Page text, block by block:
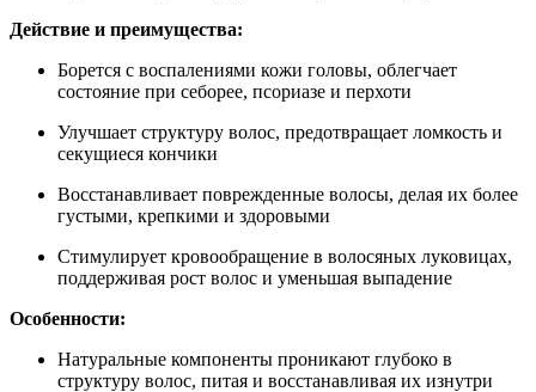
Действие и преимущества:
Борется с воспалениями кожи головы, облегчает
состояние при себорее, псориазе и перхоти
Улучшает структуру волос, предотвращает ломкость и
секущиеся кончики
Восстанавливает поврежденные волосы, делая их более
густыми, крепкими и здоровыми
Стимулирует кровообращение в волосяных луковицах,
поддерживая рост волос и уменьшая выпадение
Особенности:
Натуральные компоненты проникают глубоко в
структуру волос, питая и восстанавливая их изнутри